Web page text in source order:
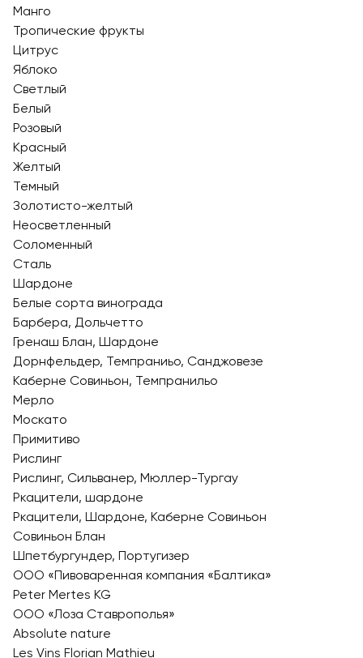
Манго
Тропические фрукты
Цитрус
Яблоко
Светлый
Белый
Розовый
Красный
Желтый
Темный
Золотисто-желтый
Неосветленный
Соломенный
Сталь
Шардоне
Белые сорта винограда
Барбера, Дольчетто
Гренаш Блан, Шардоне
Дорнфельдер, Темпраниьо, Санджовезе
Каберне Совиньон, Темпранильо
Мерло
Москато
Примитиво
Рислинг
Рислинг, Сильванер, Мюллер-Тургау
Ркацители, шардоне
Ркацители, Шардоне, Каберне Совиньон
Совиньон Блан
Шпетбургундер, Португизер
ООО «Пивоваренная компания «Балтика»
Peter Mertes KG
ООО «Лоза Ставрополья»
Absolute nature
Les Vins Florian Mathieu